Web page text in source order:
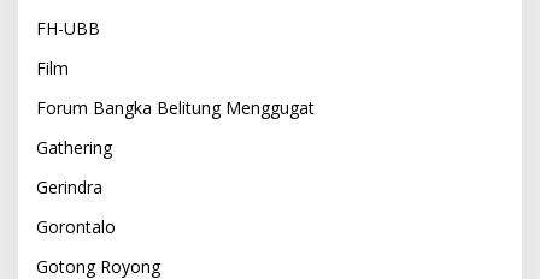
FH-UBB
Film
Forum Bangka Belitung Menggugat
Gathering
Gerindra
Gorontalo
Gotong Royong